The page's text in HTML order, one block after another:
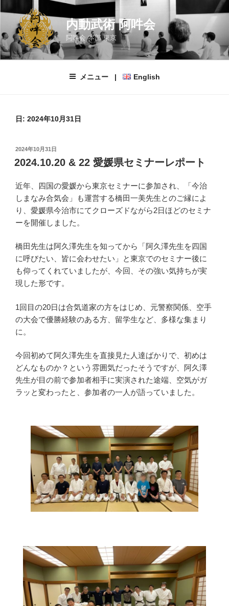
ン
ツ
内動武術 阿吽会
阿吽会 本部 東京
メニュー | English
日: 2024年10月31日
投
稿
日:
2024年10月31日
2024.10.20 & 22 愛媛県セミナーレポート
近年、四国の愛媛から東京セミナーに参加され、「今治
しまなみ合気会」も運営する橋田一美先生とのご縁によ
り、愛媛県今治市にてクローズドながら2日ほどのセミナ
ーを開催しました。
橋田先生は阿久澤先生を知ってから「阿久澤先生を四国
に呼びたい、皆に会わせたい」と東京でのセミナー後に
も仰ってくれていましたが、今回、その強い気持ちが実
現した形です。
1回目の20日は合気道家の方をはじめ、元警察関係、空手
の大会で優勝経験のある方、留学生など、多様な集まり
に。
今回初めて阿久澤先生を直接見た人達ばかりで、初めは
どんなものか？という雰囲気だったそうですが、阿久澤
先生が目の前で参加者相手に実演された途端、空気がガ
ラッと変わったと、参加者の一人が語っていました。